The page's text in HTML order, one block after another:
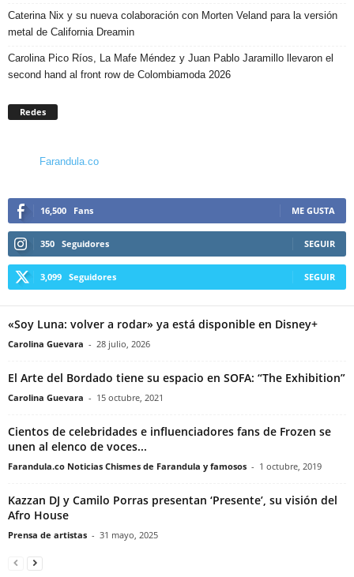
Caterina Nix y su nueva colaboración con Morten Veland para la versión
metal de California Dreamin
Carolina Pico Ríos, La Mafe Méndez y Juan Pablo Jaramillo llevaron el
second hand al front row de Colombiamoda 2026
Redes
Farandula.co
16,500 Fans ME GUSTA
350 Seguidores SEGUIR
3,099 Seguidores SEGUIR
«Soy Luna: volver a rodar» ya está disponible en Disney+
Carolina Guevara - 28 julio, 2026
El Arte del Bordado tiene su espacio en SOFA: “The Exhibition”
Carolina Guevara - 15 octubre, 2021
Cientos de celebridades e influenciadores fans de Frozen se
unen al elenco de voces...
Farandula.co Noticias Chismes de Farandula y famosos - 1 octubre, 2019
Kazzan DJ y Camilo Porras presentan ‘Presente’, su visión del
Afro House
Prensa de artistas - 31 mayo, 2025